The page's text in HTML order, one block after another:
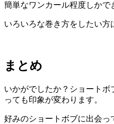
簡単なワンカール程度しかで
いろいろな巻き方をしたい方
まとめ
いかがでしたか？ショートボ
っても印象が変わります。
好みのショートボブに出会っ